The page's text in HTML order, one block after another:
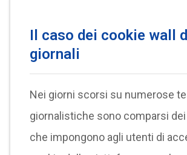
Il caso dei cookie wall
giornali
Nei giorni scorsi su numerose
giornalistiche sono comparsi dei
che impongono agli utenti di